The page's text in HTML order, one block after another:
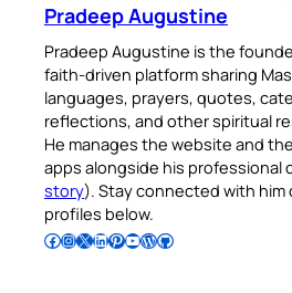
Pradeep Augustine
Pradeep Augustine is the
faith-driven platform sharing
languages, prayers, quotes,
reflections, and other spiritual
He manages the website and
apps alongside his professional
story). Stay connected with him
profiles below.
Follow Pradeep on Facebook Follow Pradeep on InstagramFollow Pradeep on X Follow Pradeep on LinkedIn Follow Pradeep on Pinterest Subscribe to Pradeep’s Youtube Channel Follow Pradeep on WordPress Follow Pradeep on GitHub